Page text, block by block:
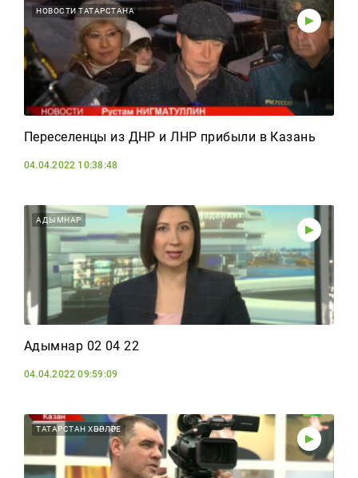
НОВОСТИ ТАТАРСТАНА
Переселенцы из ДНР и ЛНР прибыли в Казань
04.04.2022 10:38:48
АДЫМНАР
Адымнар 02 04 22
04.04.2022 09:59:09
ТАТАРСТАН ХӘБӘРЛӘРЕ